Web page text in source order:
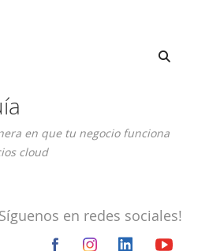
en que tu negocio funciona
cloud
en redes sociales!